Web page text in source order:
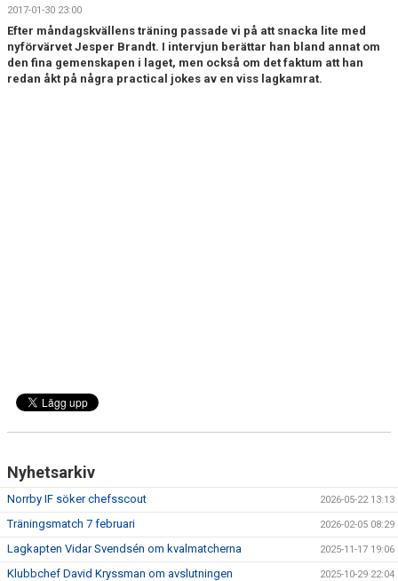
MATCHER
TRUPPEN
2017-01-30 23:00
Efter måndagskvällens träning passade vi på att snacka lite med
nyförvärvet Jesper Brandt. I intervjun berättar han bland annat om
den fina gemenskapen i laget, men också om det faktum att han
redan åkt på några practical jokes av en viss lagkamrat.
Nyhetsarkiv
Norrby IF söker chefsscout 2026-05-22 13:13
Träningsmatch 7 februari 2026-02-05 08:29
Lagkapten Vidar Svendsén om kvalmatcherna 2025-11-17 19:06
Klubbchef David Kryssman om avslutningen 2025-10-29 22:04